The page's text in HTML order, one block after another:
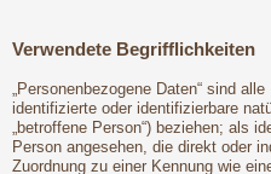
Verwendete Begrifflichkeiten
„Personenbezogene Daten“ sind
identifizierte oder identifizierbare
„betroffene Person“) beziehen; als
Person angesehen, die direkt oder
Zuordnung zu einer Kennung wie